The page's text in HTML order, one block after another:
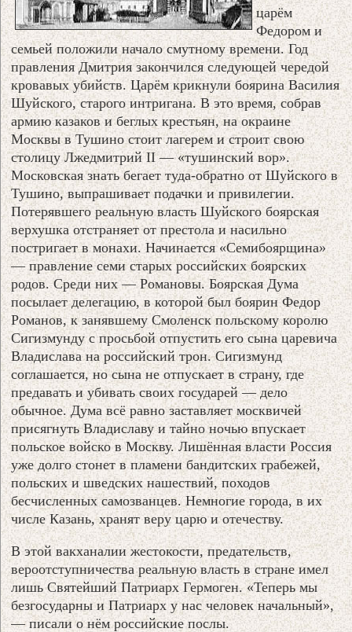
царём
Федором и
семьей положили начало смутному времени. Год
правления Дмитрия закончился следующей чередой
кровавых убийств. Царём крикнули боярина Василия
Шуйского, старого интригана. В это время, собрав
армию казаков и беглых крестьян, на окраине
Москвы в Тушино стоит лагерем и строит свою
столицу Лжедмитрий II — «тушинский вор».
Московская знать бегает туда-обратно от Шуйского в
Тушино, выпрашивает подачки и привилегии.
Потерявшего реальную власть Шуйского боярская
верхушка отстраняет от престола и насильно
постригает в монахи. Начинается «Семибоярщина»
— правление семи старых российских боярских
родов. Среди них — Романовы. Боярская Дума
посылает делегацию, в которой был боярин Федор
Романов, к занявшему Смоленск польскому королю
Сигизмунду с просьбой отпустить его сына царевича
Владислава на российский трон. Сигизмунд
соглашается, но сына не отпускает в страну, где
предавать и убивать своих государей — дело
обычное. Дума всё равно заставляет москвичей
присягнуть Владиславу и тайно ночью впускает
польское войско в Москву. Лишённая власти Россия
уже долго стонет в пламени бандитских грабежей,
польских и шведских нашествий, походов
бесчисленных самозванцев. Немногие города, в их
числе Казань, хранят веру царю и отечеству.
В этой вакханалии жестокости, предательств,
вероотступничества реальную власть в стране имел
лишь Святейший Патриарх Гермоген. «Теперь мы
безгосударны и Патриарх у нас человек начальный»,
— писали о нём российские послы.